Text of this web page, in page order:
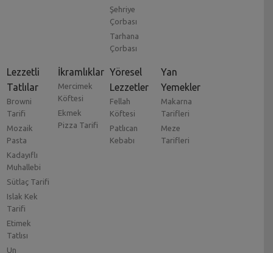
Şehriye
Çorbası
Tarhana
Çorbası
Lezzetli
Tatlılar
Browni
Tarifi
Mozaik
Pasta
Kadayıflı
Muhallebi
Sütlaç Tarifi
Islak Kek
Tarifi
Etimek
Tatlısı
Un
İkramlıklar
Mercimek
Köftesi
Ekmek
Pizza Tarifi
Yöresel
Lezzetler
Fellah
Köftesi
Patlıcan
Kebabı
Yan
Yemekler
Makarna
Tarifleri
Meze
Tarifleri